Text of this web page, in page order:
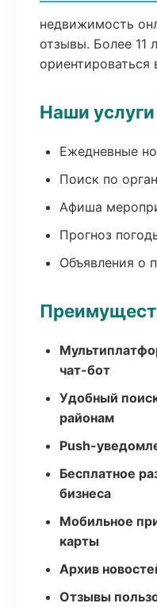
недвижимость
отзывы. Более 11
ориентироваться
Наши услуги
Ежедневные
Поиск по
Афиша
Прогноз
Объявления о
чат-бот
Удобный
районам
Push-
Бесплатное
бизнеса
Мобильное
карты
Архив
Отзывы